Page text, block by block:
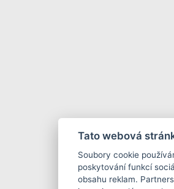
Tato webová
Soubory cookie
poskytování funkcí
obsahu reklam.